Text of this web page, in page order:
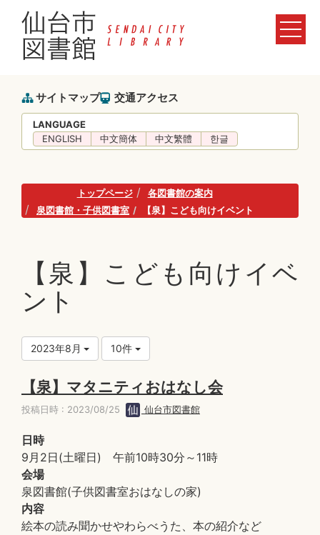
サイトマップ 交通アクセス
LANGUAGE
ENGLISH
中文簡体 中文繁體 한글
トップページ
各図書館の案内
泉図書館・子供図書室
【泉】こども向けイベント
【泉】こども向けイベ
ント
2023年8月 10件
【泉】マタニティおはなし会
投稿日時 : 2023/08/25 仙台市図書館
日時
9月2日(土曜日) 午前10時30分～11時
会場
泉図書館(子供図書室おはなしの家)
内容
絵本の読み聞かせやわらべうた、本の紹介など